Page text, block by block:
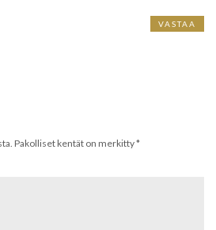
VASTAA
Pakolliset kentät on merkitty*